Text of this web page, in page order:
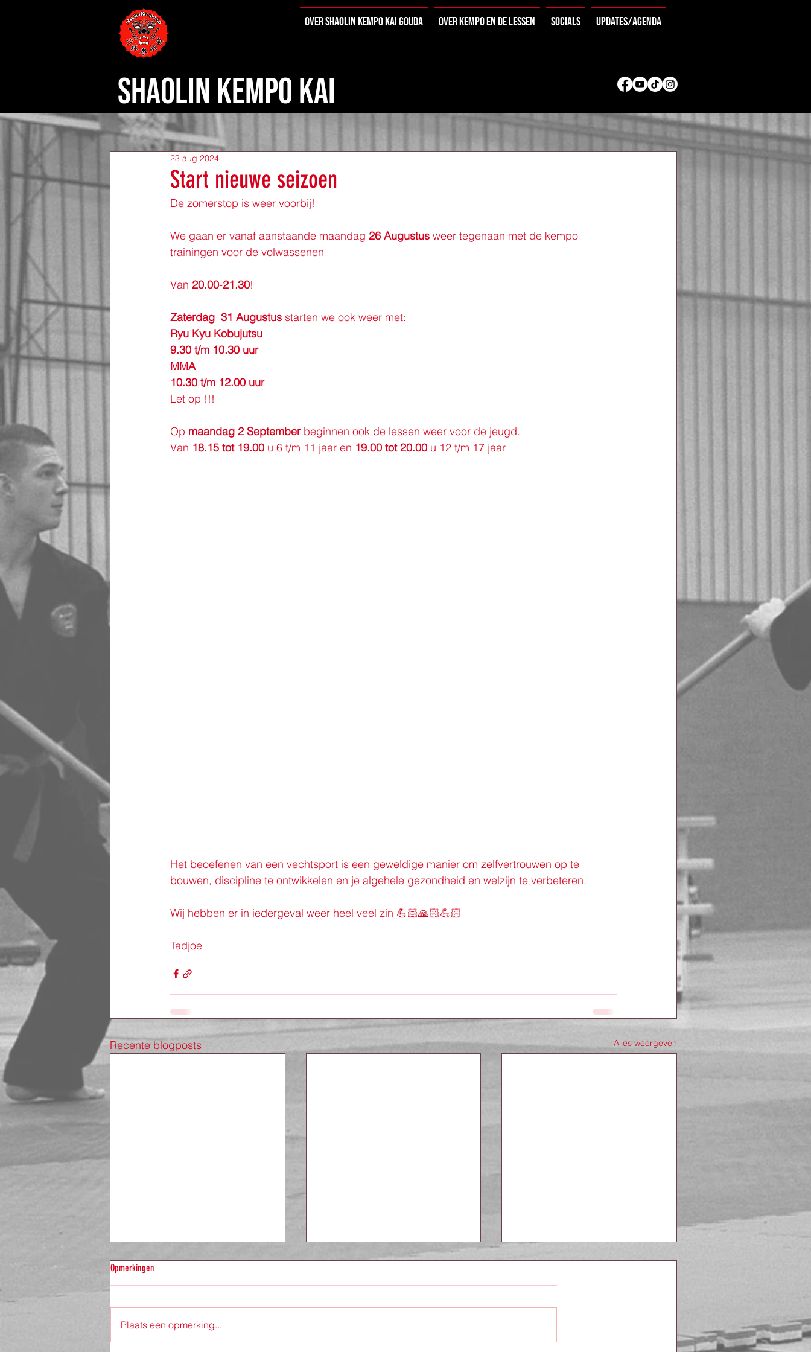
Over Shaolin Kempo Kai Gouda Over Kempo en de lessen Socials Updates/agenda
Start nieuwe seizoen
23 aug 2024
De zomerstop is weer voorbij!
We gaan er vanaf aanstaande maandag 26 Augustus weer tegenaan met de kempo
trainingen voor de volwassenen
Van 20.00-21.30!
Zaterdag 31 Augustus starten we ook weer met:
Ryu Kyu Kobujutsu
9.30 t/m 10.30 uur
MMA
10.30 t/m 12.00 uur
Let op !!!
Op maandag 2 September beginnen ook de lessen weer voor de jeugd.
Van 18.15 tot 19.00 u 6 t/m 11 jaar en 19.00 tot 20.00 u 12 t/m 17 jaar
Het beoefenen van een vechtsport is een geweldige manier om zelfvertrouwen op te
bouwen, discipline te ontwikkelen en je algehele gezondheid en welzijn te verbeteren.
Wij hebben er in iedergeval weer heel veel zin 💪🏻🙏🏻💪🏻
Tadjoe
Recente blogposts Alles weergeven
Zomerstop Shaolin Kempo Kai
Opmerkingen
Plaats een opmerking...
SHAOLIN KEMPO KAI